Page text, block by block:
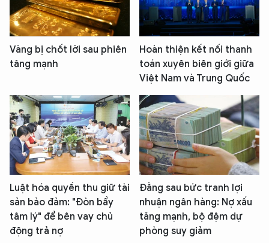
Vàng bị chốt lời sau phiên
tăng mạnh
Hoàn thiện kết nối thanh
toán xuyên biên giới giữa
Việt Nam và Trung Quốc
Luật hóa quyền thu giữ tài
sản bảo đảm: "Đòn bẩy
tâm lý" để bên vay chủ
động trả nợ
Đằng sau bức tranh lợi
nhuận ngân hàng: Nợ xấu
tăng mạnh, bộ đệm dự
phòng suy giảm